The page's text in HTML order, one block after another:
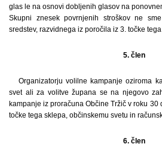
glas le na osnovi dobljenih glasov na
Skupni znesek povrnjenih stroškov ne
sredstev, razvidnega iz poročila iz 3. točke tega
5. člen
Organizatorju volilne kampanje oziroma
svet ali za volitve župana se na njegovo
kampanje iz proračuna Občine Tržič v roku 30
točke tega sklepa, občinskemu svetu in
6. člen